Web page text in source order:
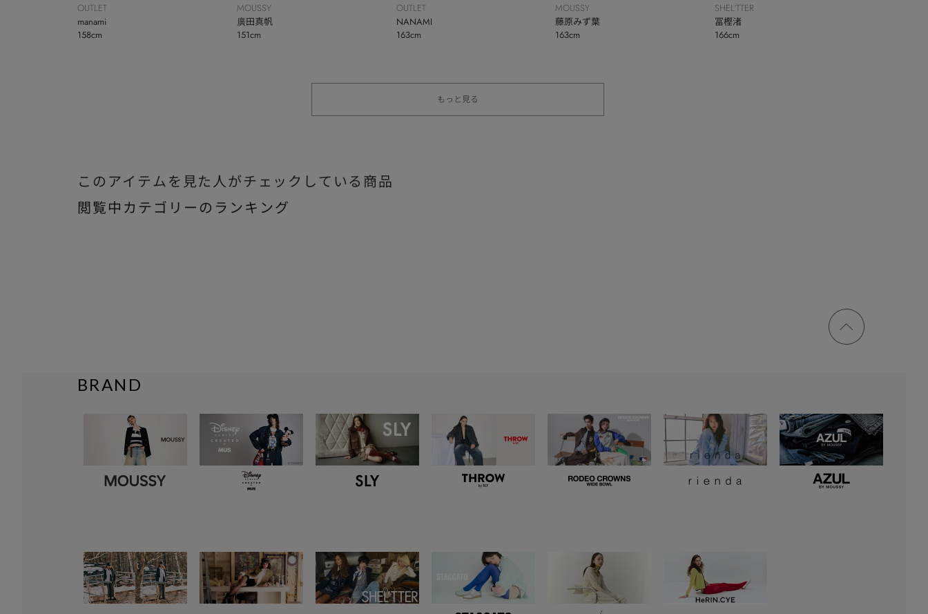
OUTLET
manami
158cm
MOUSSY
廣田真帆
151cm
OUTLET
NANAMI
163cm
MOUSSY
藤原みず葉
163cm
SHEL’TTER
冨樫渚
166cm
もっと見る
このアイテムを見た人がチェックしている商品
閲覧中カテゴリーのランキング
ページ
トップ
BRAND